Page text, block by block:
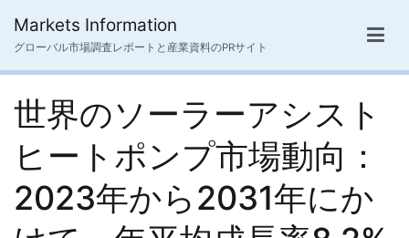
ス
Markets Information
グローバル市場調査レポートと産業資料のPRサイト
世界のソーラーアシスト
ヒートポンプ市場動向：
2023年から2031年にか